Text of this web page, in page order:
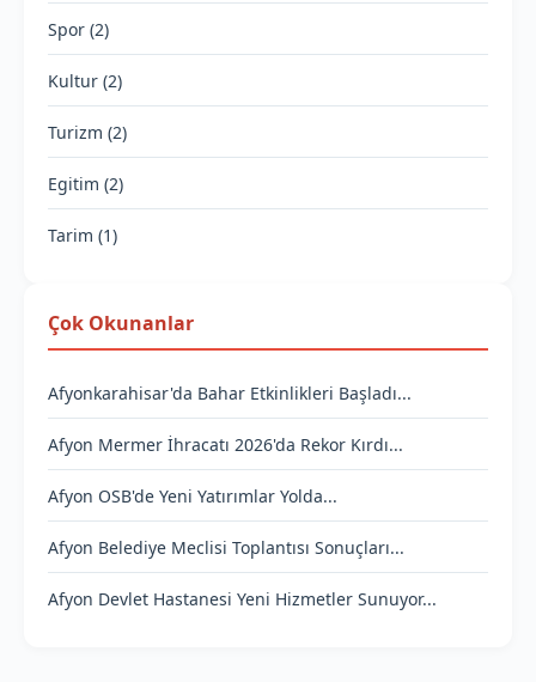
Spor (2)
Kultur (2)
Turizm (2)
Egitim (2)
Tarim (1)
Çok Okunanlar
Afyonkarahisar'da Bahar Etkinlikleri Başladı...
Afyon Mermer İhracatı 2026'da Rekor Kırdı...
Afyon OSB'de Yeni Yatırımlar Yolda...
Afyon Belediye Meclisi Toplantısı Sonuçları...
Afyon Devlet Hastanesi Yeni Hizmetler Sunuyor...